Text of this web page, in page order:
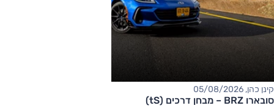
קינן כהן, 05/08/2026
סובארו BRZ – מבחן דרכים (tS)